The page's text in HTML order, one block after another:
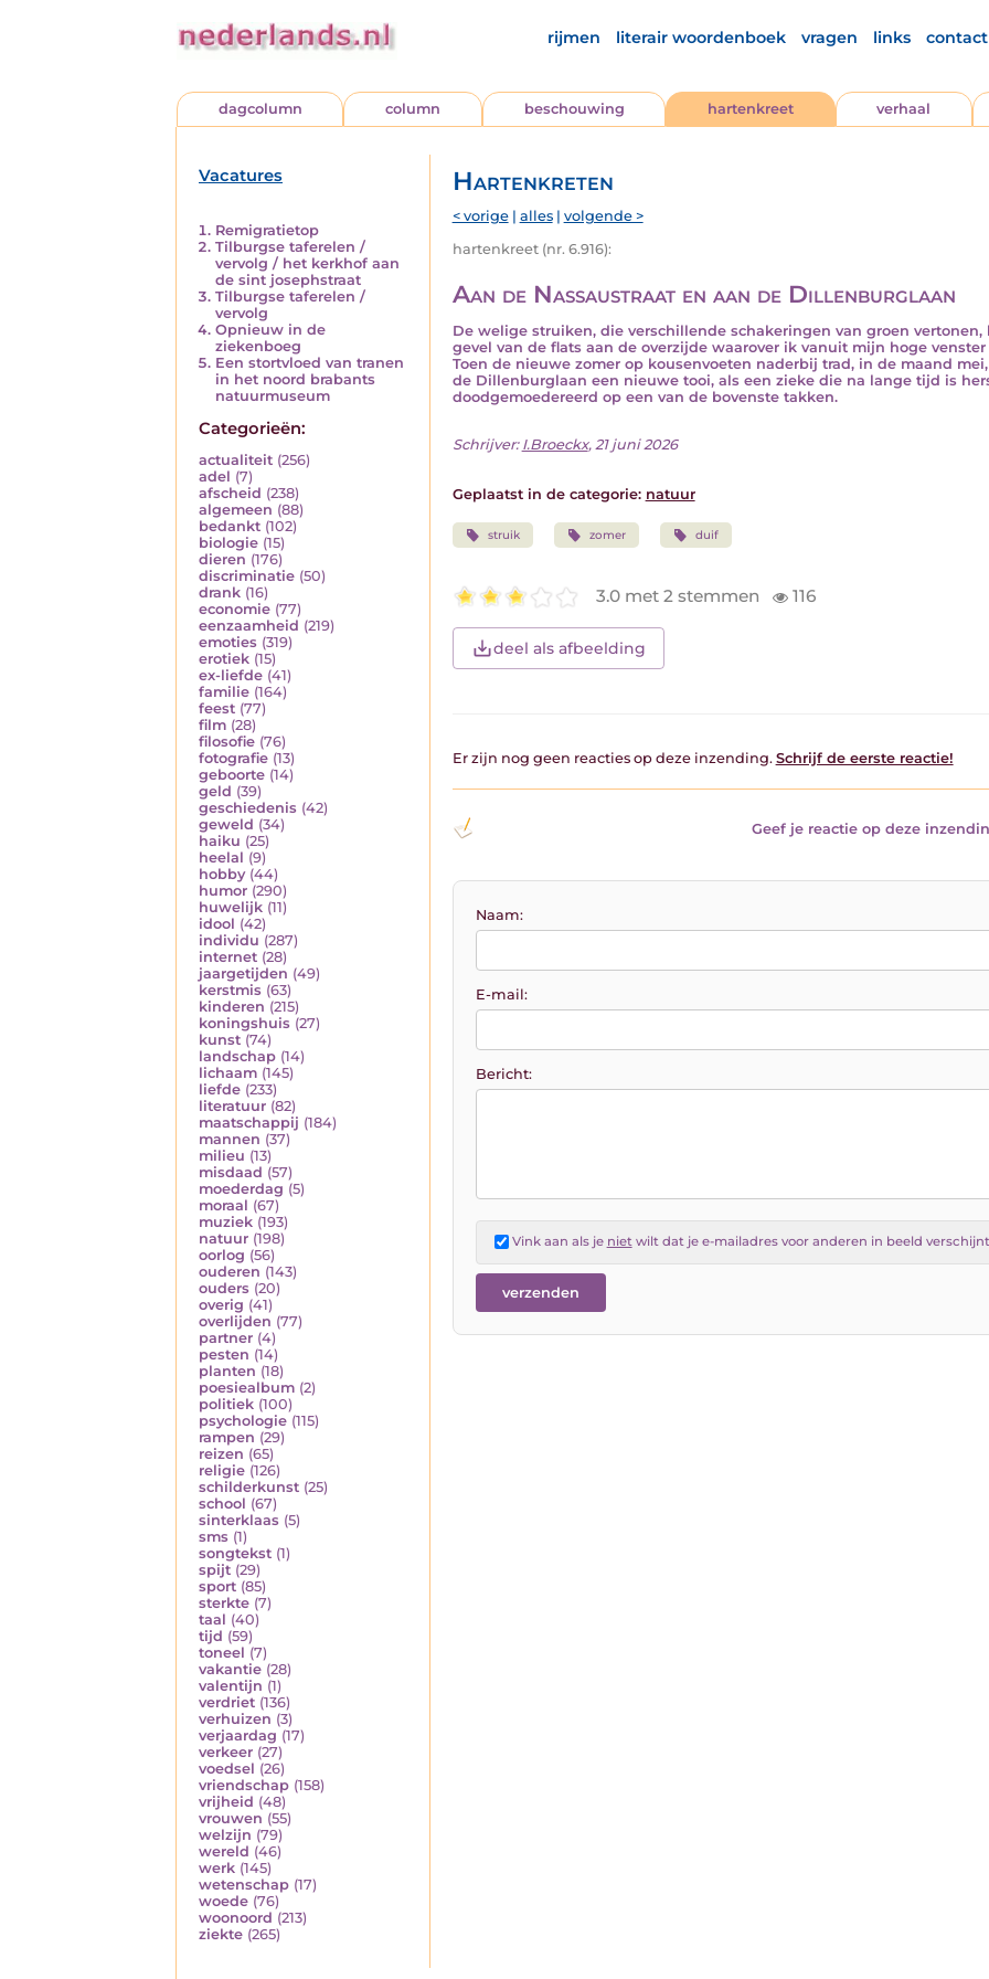
rijmen literair woordenboek vragen links contact
dagcolumn column beschouwing hartenkreet verhaal
Vacatures
Remigratietop
Tilburgse taferelen /
vervolg / het kerkhof aan
de sint josephstraat
Tilburgse taferelen /
vervolg
Opnieuw in de
ziekenboeg
Een stortvloed van tranen
in het noord brabants
natuurmuseum
Categorieën:
actualiteit (256)
adel (7)
afscheid (238)
algemeen (88)
bedankt (102)
biologie (15)
dieren (176)
discriminatie (50)
drank (16)
economie (77)
eenzaamheid (219)
emoties (319)
erotiek (15)
ex-liefde (41)
familie (164)
feest (77)
film (28)
filosofie (76)
fotografie (13)
geboorte (14)
geld (39)
geschiedenis (42)
geweld (34)
haiku (25)
heelal (9)
hobby (44)
humor (290)
huwelijk (11)
idool (42)
individu (287)
internet (28)
jaargetijden (49)
kerstmis (63)
kinderen (215)
koningshuis (27)
kunst (74)
landschap (14)
lichaam (145)
liefde (233)
literatuur (82)
maatschappij (184)
mannen (37)
milieu (13)
misdaad (57)
moederdag (5)
moraal (67)
muziek (193)
natuur (198)
oorlog (56)
ouderen (143)
ouders (20)
overig (41)
overlijden (77)
partner (4)
pesten (14)
planten (18)
poesiealbum (2)
politiek (100)
psychologie (115)
rampen (29)
reizen (65)
religie (126)
schilderkunst (25)
school (67)
sinterklaas (5)
sms (1)
songtekst (1)
spijt (29)
sport (85)
sterkte (7)
taal (40)
tijd (59)
toneel (7)
vakantie (28)
valentijn (1)
verdriet (136)
verhuizen (3)
verjaardag (17)
verkeer (27)
voedsel (26)
vriendschap (158)
vrijheid (48)
vrouwen (55)
welzijn (79)
wereld (46)
werk (145)
wetenschap (17)
woede (76)
woonoord (213)
ziekte (265)
Hartenkreten
< vorige| alles| volgende >
hartenkreet (nr. 6.916):
Aan de Nassaustraat en aan de Dillenburglaan
De welige struiken, die verschillende schakeringen van groen
gevel van de flats aan de overzijde waarover ik vanuit mijn hoge
Toen de nieuwe zomer op kousenvoeten naderbij trad, in de maand
de Dillenburglaan een nieuwe tooi, als een zieke die na lange tijd is
doodgemoedereerd op een van de bovenste takken.
Schrijver: I.Broeckx, 21 juni 2026
Geplaatst in de categorie: natuur
struik zomer duif
3.0 met 2 stemmen 116
deel als afbeelding
Er zijn nog geen reacties op deze inzending. Schrijf de eerste reactie!
Geef je reactie op deze
Naam:
E-mail:
Bericht:
Vink aan als je nietwilt dat je e-mailadres voor anderen in beeld verschijnt